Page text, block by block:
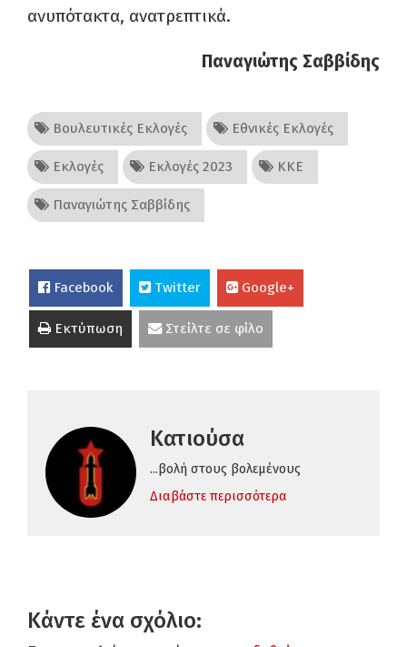
ανυπότακτα, ανατρεπτικά.
Παναγιώτης Σαββίδης
Βουλευτικές Εκλογές Εθνικές Εκλογές
Εκλογές Εκλογές 2023 ΚΚΕ
Παναγιώτης Σαββίδης
Facebook Twitter Google+
Εκτύπωση Στείλτε σε φίλο
Κατιούσα
...βολή στους βολεμένους
Διαβάστε περισσότερα
Κάντε ένα σχόλιο: